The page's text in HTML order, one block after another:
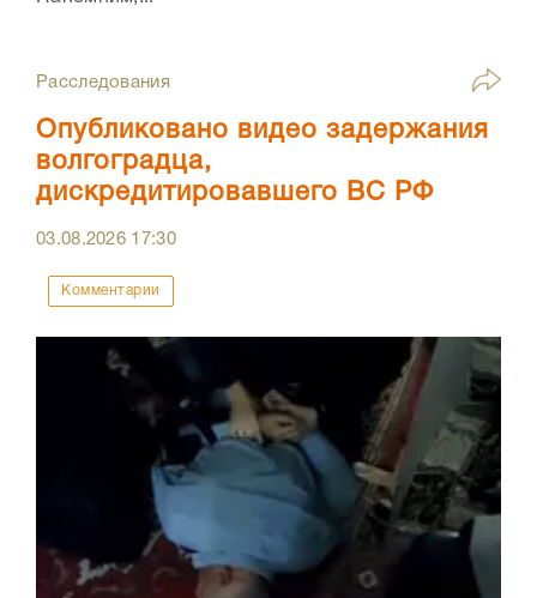
Расследования
Опубликовано видео задержания
волгоградца,
дискредитировавшего ВС РФ
03.08.2026 17:30
Комментарии